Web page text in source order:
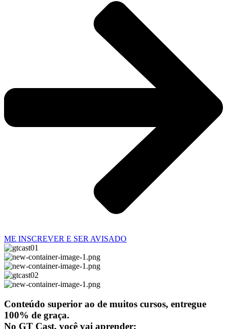
ME INSCREVER E SER AVISADO
Conteúdo superior ao de muitos cursos, entregue
100% de graça.
No GT Cast, você vai aprender: